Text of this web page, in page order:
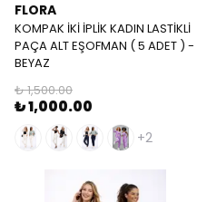
FLORA
KOMPAK İKİ İPLİK KADIN LASTİKLİ
PAÇA ALT EŞOFMAN ( 5 ADET ) -
BEYAZ
₺ 1,500.00
₺ 1,000.00
+2